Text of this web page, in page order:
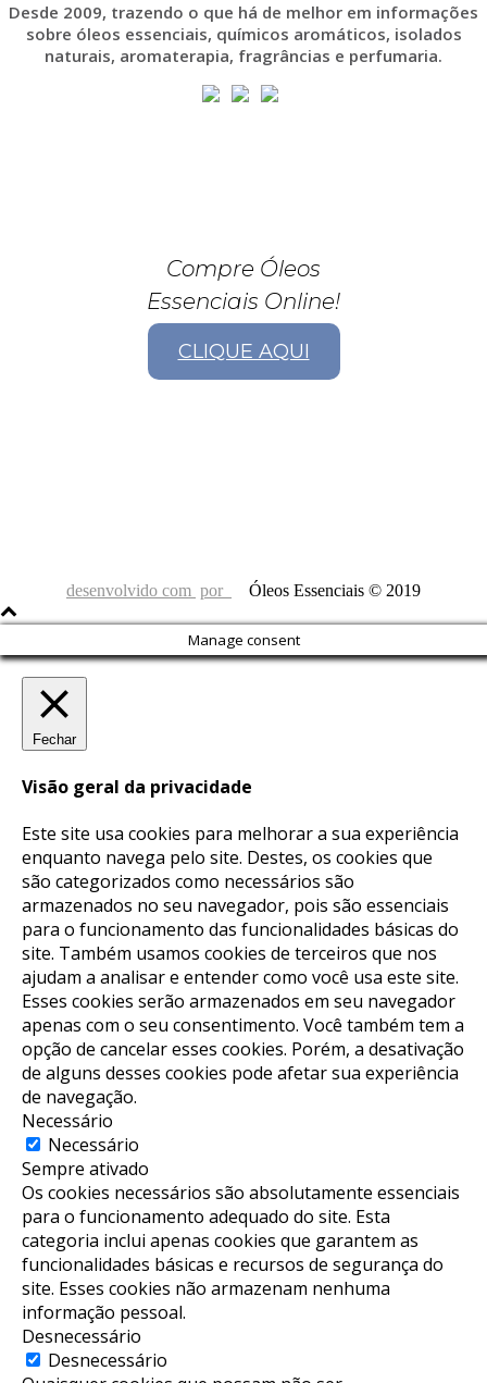
Desde 2009, trazendo o que há de melhor em informações
sobre óleos essenciais, químicos aromáticos, isolados
naturais, aromaterapia, fragrâncias e perfumaria.
Compre Óleos
Essenciais Online!
CLIQUE AQUI
desenvolvido com por Óleos Essenciais © 2019
Manage consent
Fechar
Visão geral da privacidade
Este site usa cookies para melhorar a sua experiência
enquanto navega pelo site. Destes, os cookies que
são categorizados como necessários são
armazenados no seu navegador, pois são essenciais
para o funcionamento das funcionalidades básicas do
site. Também usamos cookies de terceiros que nos
ajudam a analisar e entender como você usa este site.
Esses cookies serão armazenados em seu navegador
apenas com o seu consentimento. Você também tem a
opção de cancelar esses cookies. Porém, a desativação
de alguns desses cookies pode afetar sua experiência
de navegação.
Necessário
Necessário
Sempre ativado
Os cookies necessários são absolutamente essenciais
para o funcionamento adequado do site. Esta
categoria inclui apenas cookies que garantem as
funcionalidades básicas e recursos de segurança do
site. Esses cookies não armazenam nenhuma
informação pessoal.
Desnecessário
Desnecessário